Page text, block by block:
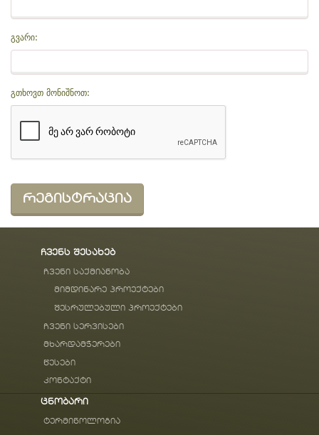
გვარი:
გთხოვთ მონიშნოთ:
ჩვენს შესახებ
ჩვენი საქმიანობა
მიმდინარე პროექტები
შესრულებული პროექტები
ჩვენი სერვისები
მხარდამჭერები
წესები
კონტაქტი
ცნობარი
ტერმინოლოგია